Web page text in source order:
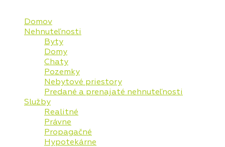
Domov
Nehnuteľnosti
Byty
Domy
Chaty
Pozemky
Nebytové priestory
Predané a prenajaté nehnuteľnosti
Služby
Realitné
Právne
Propagačné
Hypotekárne